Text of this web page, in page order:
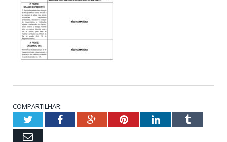
COMPARTILHAR:
TwitterFacebookGoogle+PinterestLinkedInTumblr
Email